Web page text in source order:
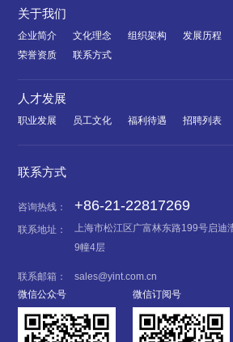
关于我们
企业简介 文化理念 组织架构 发展历程
荣誉资质
联系方式
人才发展
职业发展 员工文化 福利待遇 招聘列表
联系方式
咨询热线： +86-21-22817269
联系地址：
上海市松江区广富林东路199号启迪
9幢4层
联系邮箱：
sales@yint.com.cn
微信公众号
微信订阅号